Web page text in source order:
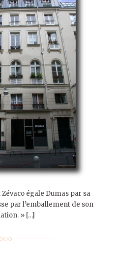
égale Dumas par sa
par l’emballement de son
» […]